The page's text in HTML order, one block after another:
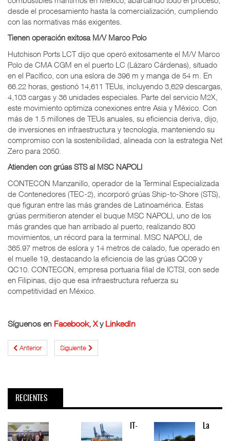
desde el procesamiento hasta la comercialización, cumpliendo
con las normativas más exigentes.
Tienen operación exitosa M/V Marco Polo
Hutchison Ports LCT dijo que operó exitosamente el M/V Marco
Polo de CMA CGM en el puerto LC (Lázaro Cárdenas), situado
en el Pacífico, con una eslora de 396 m y manga de 54 m. En
66.22 horas, gestionó 14,611 TEUs, incluyendo 3,629 descargas,
4,103 cargas y 36 unidades especiales. Parte del servicio M2X,
este movimiento optimiza conexiones entre Asia y México. Con
más de 1.5 millones de TEUs anuales, su eficiencia deriva, dijo,
de inversiones en infraestructura y tecnología, manteniendo su
compromiso con la sostenibilidad, alineada con la estrategia Net
Zero para 2050.
Atienden con grúas STS al MSC NAPOLI
CONTECON Manzanillo, operador de la Terminal Especializada
de Contenedores (TEC-2), incorporó grúas Ship-to-Shore (STS),
que figuran entre las más grandes de Latinoamérica. Estas
grúas permitieron atender el buque MSC NAPOLI, uno de los
más grandes que han arribado al puerto, realizando 800
movimientos, un récord para la terminal. MSC NAPOLI, de
365.97 metros de eslora y 14 metros de calado, fue operado en
el muelle 19, destacando la eficiencia de las grúas QC09 y
QC10. CONTECON, empresa portuaria filial de ICTSI, con sede
en Filipinas, dijo que esa infraestructura refuerza su
competitividad en México.
Síguenos en Facebook, Xy LinkedIn
Anterior Siguiente
RECIENTES
IT- La